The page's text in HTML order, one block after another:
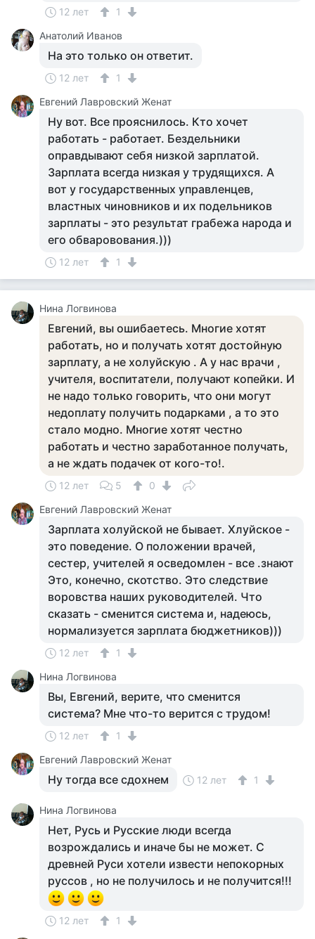
12 лет
1
Анатолий Иванов
На это только он ответит.
12 лет
1
Евгений Лавровский Женат
Ну вот. Все прояснилось. Кто хочет
работать - работает. Бездельники
оправдывают себя низкой зарплатой.
Зарплата всегда низкая у трудящихся. А
вот у государственных управленцев,
властных чиновников и их подельников
зарплаты - это результат грабежа народа и
его обваровования.)))
12 лет 1
Нина Логвинова
Евгений, вы ошибаетесь. Многие хотят
работать, но и получать хотят достойную
зарплату, а не холуйскую . А у нас врачи ,
учителя, воспитатели, получают копейки. И
не надо только говорить, что они могут
недоплату получить подарками , а то это
стало модно. Многие хотят честно
работать и честно заработанное получать,
а не ждать подачек от кого-то!.
12 лет 5
0
Евгений Лавровский Женат
Зарплата холуйской не бывает. Хлуйское -
это поведение. О положении врачей,
сестер, учителей я осведомлен - все .знают
Это, конечно, скотство. Это следствие
воровства наших руководителей. Что
сказать - сменится система и, надеюсь,
нормализуется зарплата бюджетников)))
12 лет
1
Нина Логвинова
Вы, Евгений, верите, что сменится
система? Мне что-то верится с трудом!
12 лет
1
Евгений Лавровский Женат
Ну тогда все сдохнем 12 лет 1
Нина Логвинова
Нет, Русь и Русские люди всегда
возрождались и иначе бы не может. С
древней Руси хотели извести непокорных
руссов , но не получилось и не получится!!!
12 лет
1